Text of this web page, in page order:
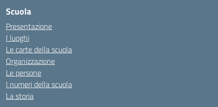
Scuola
Presentazione
I luoghi
Le carte della scuola
Organizzazione
Le persone
I numeri della scuola
La storia